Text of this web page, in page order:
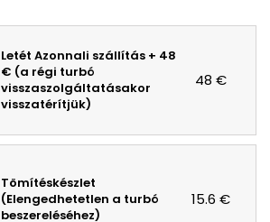
Letét Azonnali szállítás + 48
€ (a régi turbó
visszaszolgáltatásakor
visszatérítjük)
48 €
Tömítéskészlet
(Elengedhetetlen a turbó
beszereléséhez)
15.6 €